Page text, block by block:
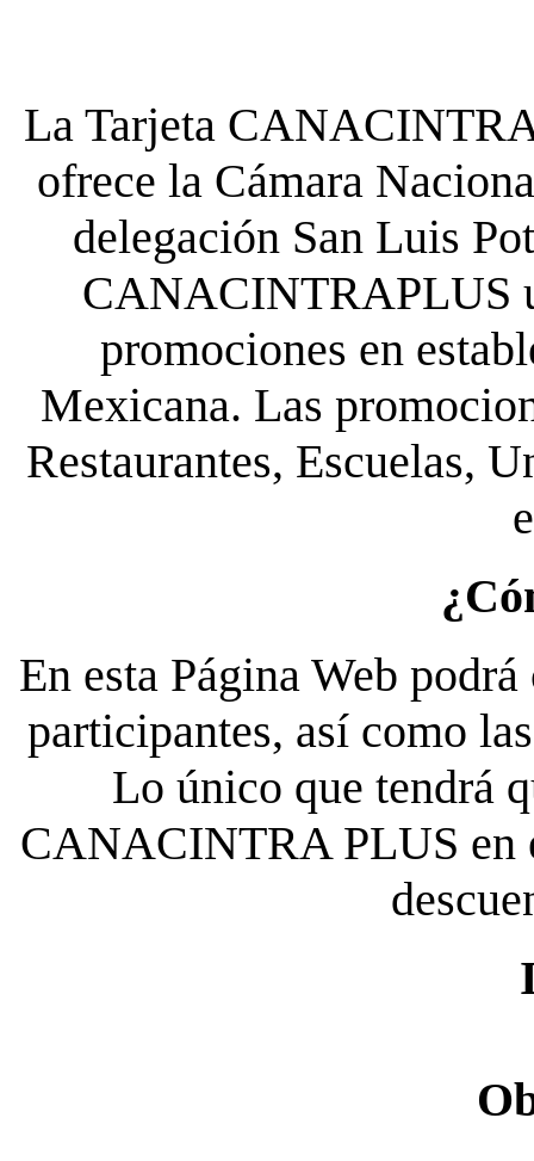
La Tarjeta
ofrece la Cámara
delegación San Luis
CANACINTRAPLUS
promociones en
Mexicana. Las
Restaurantes, Escuelas,
En esta Página Web
participantes, así como
Lo único que tendrá
CANACINTRA PLUS en